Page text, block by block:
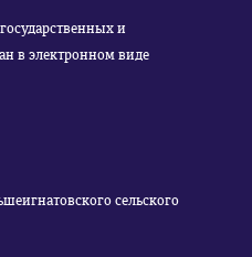
и
в электронном виде
сельского